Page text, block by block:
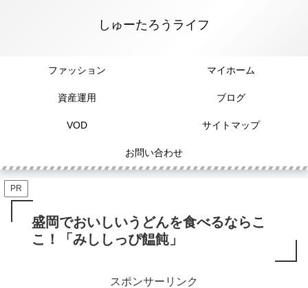
しゅーたろうライフ
ファッション マイホーム
資産運用 ブログ
VOD サイトマップ
お問い合わせ
PR
盛岡でおいしいうどんを食べるならこ
こ！「みししっぴ饂飩」
スポンサーリンク